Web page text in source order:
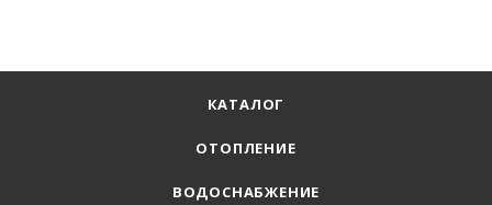
КАТАЛОГ
ОТОПЛЕНИЕ
ВОДОСНАБЖЕНИЕ